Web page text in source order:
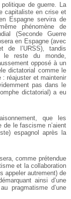
de guerre. La
capitaliste en crise et
Espagne servira de
phénomène de
(Seconde Guerre
en Espagne (avec
de l’URSS), tandis
le reste du monde,
opposé à un
dictatorial comme le
: réajuster et maintenir
pas dans le
dictatorial) a eu
que les
de le fascisme n’aient
espagnol après la
comme prétendue
et la collaboration
appeler autrement) de
ainsi d’une
pragmatisme d’une